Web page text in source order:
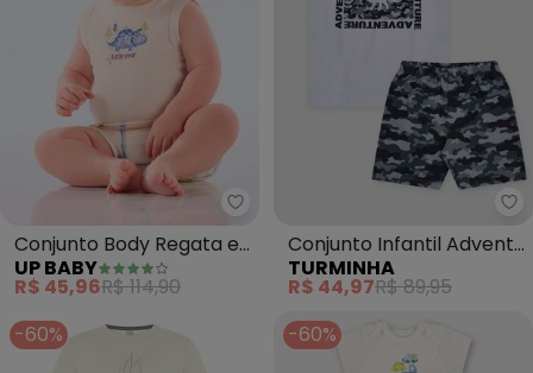
Up Baby - Conjunto Body
Conjunto Body Regata e
Short (Branco)
UP BABY
R$ 45,96R$ 114,90
Conjunto Infantil Advent
(Branco)
TURMINHA
R$ 44,97R$ 89,95
-60%
-60%